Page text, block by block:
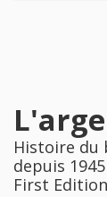
Histoire du
depuis 1945
First Edition